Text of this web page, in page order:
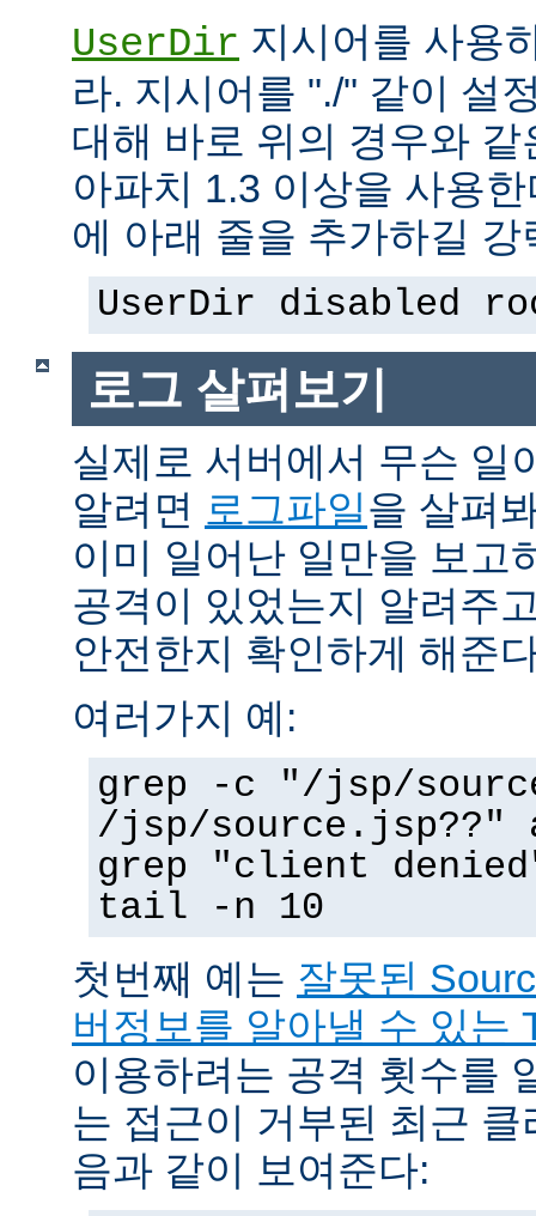
UserDir 지시어를 사용
라. 지시어를 "./" 같이 설
대해 바로 위의 경우와
아파치 1.3 이상을 사용
에 아래 줄을 추가하길 강
UserDir disabled
로그 살펴보기
실제로 서버에서 무슨 일
알려면 로그파일을 살펴
이미 일어난 일만을 보고
공격이 있었는지 알려주
안전한지 확인하게 해준
여러가지 예:
grep -c "/jsp/
/jsp/source.jsp??"
grep "client
tail -n 10
첫번째 예는 잘못된
버정보를 알아낼 수 있는
이용하려는 공격 횟수를
는 접근이 거부된 최근
음과 같이 보여준다: